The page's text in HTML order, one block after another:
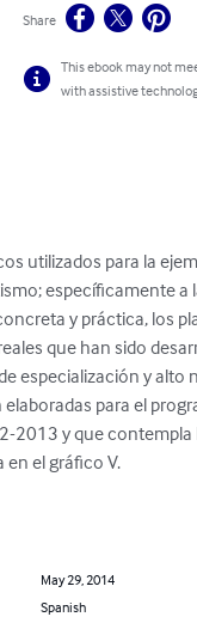
Share
This ebook may not
with assistive
utilizados para la
específicamente a
y práctica, los
que han sido
especialización y alto
para el
2013 y que contempla
el gráfico V.
May 29, 2014
Spanish